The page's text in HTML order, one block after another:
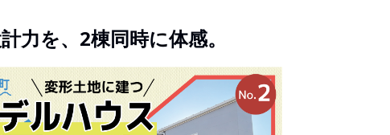
力を、2棟同時に体感。